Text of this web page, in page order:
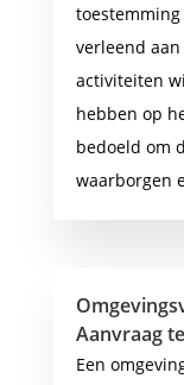
verleend
activiteiten
hebben op
bedoeld om
waarborgen
Aanvraag
Een